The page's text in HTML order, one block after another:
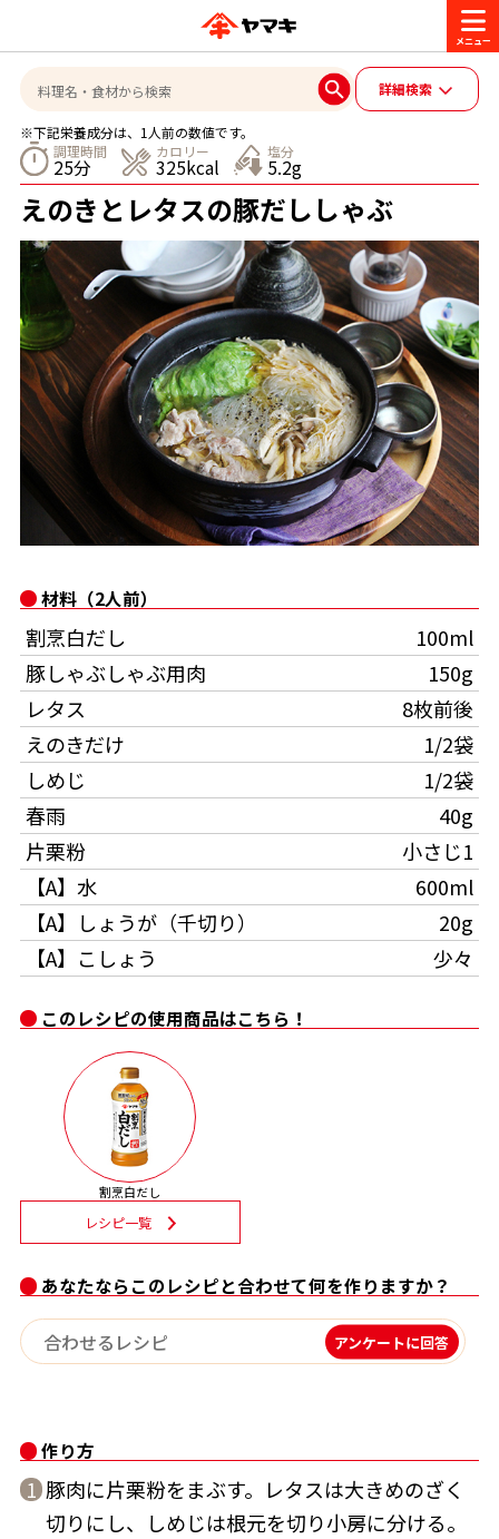
商品情報
ブランド一覧
ヤマキ『めんつゆ』 ヤマキ 割烹白だし
旨さ、別格。だし屋の鍋 韓福善シリーズ
サッと鍋®
楽チン屋®
レシピ
おいしいレシピを探す
おいしいレシピトップ
主食レシピ
主菜レシピ
汁物レシピ
おいしいレシピを商品から探す
かつお節レシピ
めんつゆレシピ
割烹白だしレシピ
レシピ特設サイト
割烹白だしレシピ特集
だし巻き卵特集
かつおだしが決め手！簡単茶碗蒸し
かつお節・だしを楽しむ
かつお節・だしを知る
だしの取り方
かつお節の削り方
かつお節・だしをもっと知る
かつお節・だしを楽しむ
だしコミュ
CM・キャンペーン
CM
キャンペーン一覧
企業・採用情報
企業情報
- 百年対話
採用情報
- ジョブリターン制
お問い合わせ
ヤマキお客様相談室
オンラインショップ
Global
詳細検索
※下記栄養成分は、1人前の数値です。
調理時間
25分
カロリー
325kcal
塩分
5.2g
えのきとレタスの豚だししゃぶ
このレシピの使用商品はこちら！
割烹白だし
レシピ一覧
あなたならこのレシピと合わせて何を作りますか？
アンケートに回答
作り方
1 豚肉に片栗粉をまぶす。レタスは大きめのざく
切りにし、しめじは根元を切り小房に分ける。
材料（2人前）
割烹白だし
100ml
豚しゃぶしゃぶ用肉
150g
レタス
8枚前後
えのきだけ
1/2袋
しめじ
1/2袋
春雨
40g
片栗粉
小さじ1
【A】水
600ml
【A】しょうが（千切り）
20g
【A】こしょう
少々